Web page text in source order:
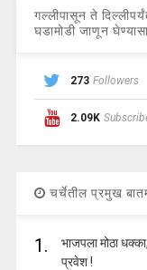
गल्लीपासून ते
घडामोडी जाणून
273 Followers
2.09K
चर्चेतील प्रमुख
1.
भाजपला मोठा
प्रवेश !